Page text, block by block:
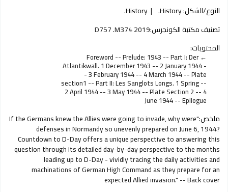
النوع/الشكل:History.
History.
تصنيف مكتبة الكونجرس:D757 .M374 2019
المحتويات:
Foreword -- Prelude: 1943 -- Part I: Der
Atlantikwall. 1 December 1943 -- 2 January 1944 -
- 3 February 1944 -- 4 March 1944 -- Plate
section1 -- Part II: Les Sanglots Longs. 1 Spring --
2 April 1944 -- 3 May 1944 -- Plate Section 2 -- 4
June 1944 -- Epilogue
ملخص: "If the Germans knew the Allies were going to invade, why were
defenses in Normandy so unevenly prepared on June 6, 1944?
Countdown to D-Day offers a unique perspective to answering this
question through its detailed day-by-day perspective to the months
leading up to D-Day - vividly tracing the daily activities and
machinations of German High Command as they prepare for an
expected Allied invasion." -- Back cover